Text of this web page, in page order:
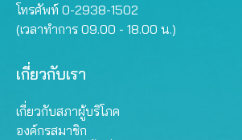
โทรศัพท์ 0-2938-1502
(เวลาทำการ 09.00 - 18.00 น.)
เกี่ยวกับเรา
เกี่ยวกับสภาผู้บริโภค
องค์กรสมาชิก